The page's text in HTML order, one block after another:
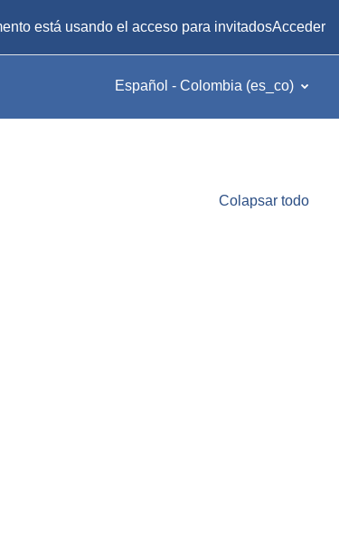
está usando el acceso para invitadosAcceder
Español - Colombia ‎(es_co)‎
Colapsar todo